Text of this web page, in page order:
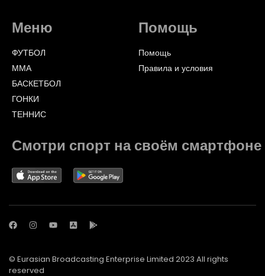
Меню
ФУТБОЛ
ММА
БАСКЕТБОЛ
ГОНКИ
ТЕННИС
Помощь
Помощь
Правила и условия
Смотри спорт на своём смартфоне
© Eurasian Broadcasting Enterprise Limited 2023 All rights
reserved